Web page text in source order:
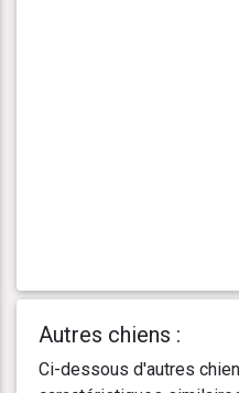
Autres chiens :
Ci-dessous d'autres